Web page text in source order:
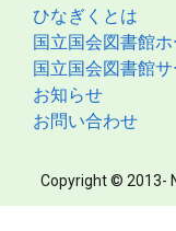
ひなぎくとは
国立国会図書館
国立国会図書館サ
お知らせ
お問い合わせ
Copyright © 2013-